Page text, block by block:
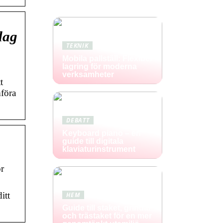
TEKNIK
lagring för moderna
verksamheter
DEBATT
guide till digitala
klaviaturinstrument
HEM
och trästaket för en mer